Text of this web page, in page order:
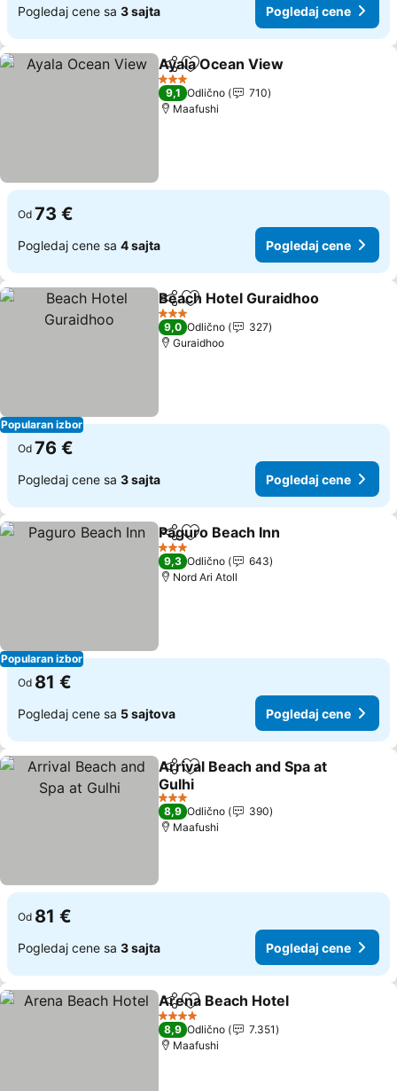
Pogledaj cene sa 3 sajta Pogledaj cene
Deli Dodati u favorite
Ayala Ocean View
3 Zvezdice
9,1 Odlično
710
Maafushi
Od 73 €
Pogledaj cene sa 4 sajta Pogledaj cene
Popularan izbor
Deli Dodati u favorite
Beach Hotel Guraidhoo
3 Zvezdice
9,0 Odlično
327
Guraidhoo
Od 76 €
Pogledaj cene sa 3 sajta Pogledaj cene
Popularan izbor
Deli Dodati u favorite
Paguro Beach Inn
3 Zvezdice
9,3 Odlično
643
Nord Ari Atoll
Od 81 €
Pogledaj cene sa 5 sajtova Pogledaj cene
Deli Dodati u favorite
Arrival Beach and Spa at
Gulhi
Pogledaj cene
3 Zvezdice
8,9 Odlično
390
Maafushi
Od 81 €
Pogledaj cene sa 3 sajta Pogledaj cene
Deli Dodati u favorite
Arena Beach Hotel
4 Zvezdice
8,9 Odlično
7.351
Maafushi